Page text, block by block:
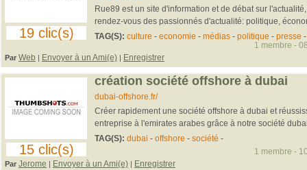
19 clic(s)
Rue89 est un site d'information et de débat sur
rendez-vous des passionnés d'actualité: politique,
TAG(S): culture - economie - médias- politique - presse
Par Web | Envoyer à un Ami(e) | Enregistrer
1 membre -
15 clic(s)
création société offshore à dubai
dubai-offshore.fr/
Créer rapidement une société offshore à dubai et
entreprise à l'emirates arabes grâce à notre société
TAG(S): dubai - offshore - société -
Par Jerome | Envoyer à un Ami(e) | Enregistrer
1 membre -